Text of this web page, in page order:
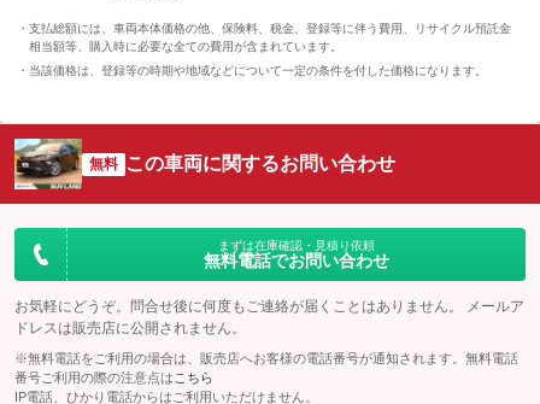
支払総額には、車両本体価格の他、保険料、税金、登録等に伴う費用、リサイクル預託金
相当額等、購入時に必要な全ての費用が含まれています。
当該価格は、登録等の時期や地域などについて一定の条件を付した価格になります。
無料 この車両に関するお問い合わせ
まずは在庫確認・見積り依頼
無料電話でお問い合わせ
お気軽にどうぞ。問合せ後に何度もご連絡が届くことはありません。 メールア
ドレスは販売店に公開されません。
※無料電話をご利用の場合は、販売店へお客様の電話番号が通知されます。無料電話
番号ご利用の際の注意点は こちら
IP電話、ひかり電話からはご利用いただけません。